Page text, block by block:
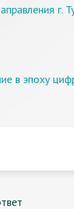
г.
в эпоху